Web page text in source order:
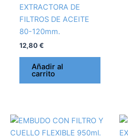
EXTRACTORA DE
FILTROS DE ACEITE
80-120mm.
12,80€
Añadir al
carrito